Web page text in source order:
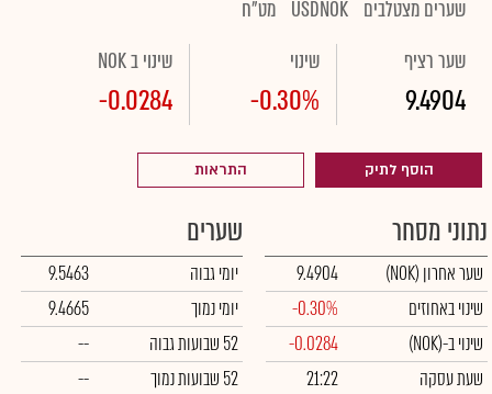
שערים מצטלבים USDNOK מט"ח
שער רציף
9.4904
שינוי
-0.30%
שינוי ב NOK
-0.0284
הוסף לתיק התראות
נתוני מסחר
שער אחרון (NOK)
9.4904
שינוי באחוזים
-0.30%
שינוי ב-(NOK)
-0.0284
שעת עסקה
21:22
שערים
יומי גבוה
9.5463
יומי נמוך
9.4665
52 שבועות גבוה
--
52 שבועות נמוך
--